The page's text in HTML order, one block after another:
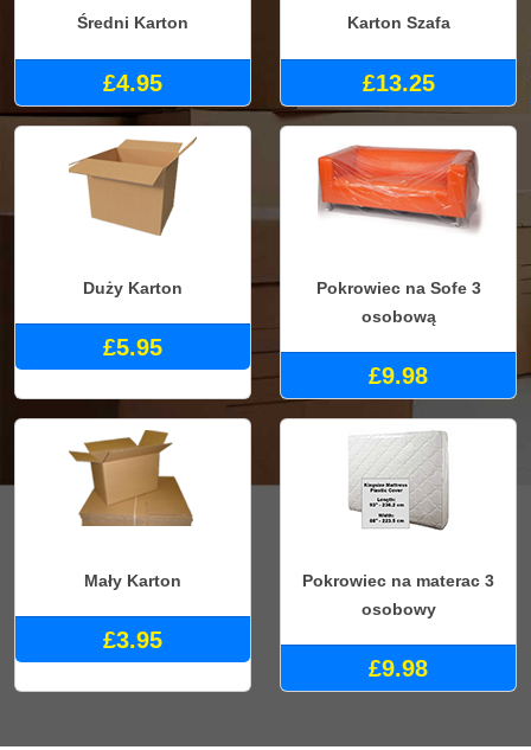
Średni Karton
£4.95
Karton Szafa
£13.25
Duży Karton
£5.95
Pokrowiec na Sofe 3
osobową
£9.98
Mały Karton
£3.95
Pokrowiec na materac 3
osobowy
£9.98